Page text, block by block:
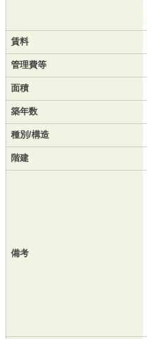
賃料
管理費等
面積
築年数
種別/構造
階建
備考